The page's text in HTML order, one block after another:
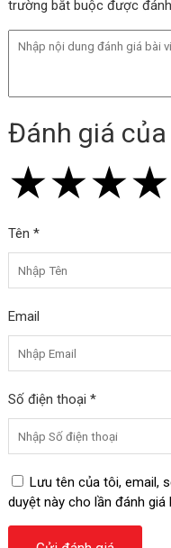
trường bắt buộc được
Đánh giá của
★
★★
★★★
★★★★
★★★★
Tên *
Email
Số điện thoại *
Lưu tên của tôi, email,
duyệt này cho lần đánh giá